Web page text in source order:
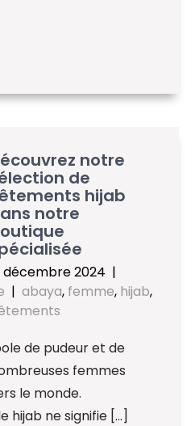
notre
de
hijab
notre
décembre 2024 |
| abaya, femme, hijab,
de pudeur et de
femmes
le monde.
hijab ne signifie […]